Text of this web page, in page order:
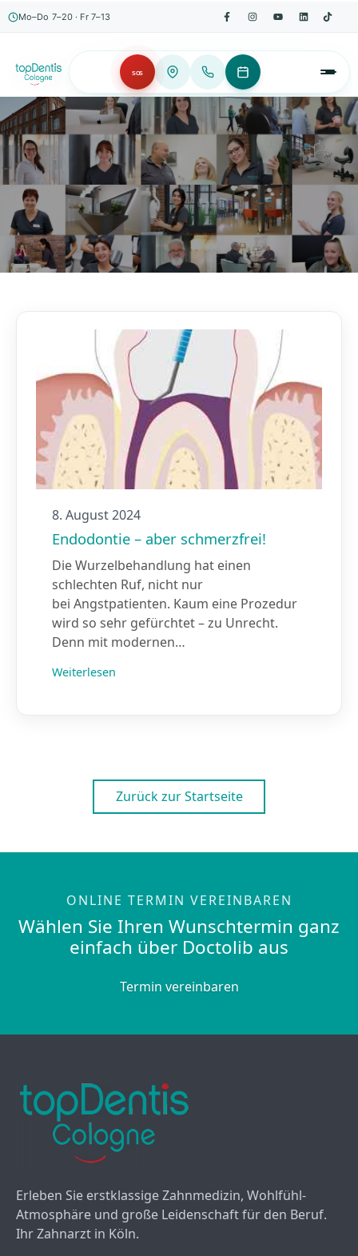
Mo–Do 7–20 · Fr 7–13
SOS
Unser Blog
8. August 2024
Endodontie – aber schmerzfrei!
Die Wurzelbehandlung hat einen
schlechten Ruf, nicht nur
bei Angstpatienten. Kaum eine Prozedur
wird so sehr gefürchtet – zu Unrecht.
Denn mit modernen…
Weiterlesen
Zurück zur Startseite
ONLINE TERMIN VEREINBAREN
Wählen Sie Ihren Wunschtermin ganz
einfach über Doctolib aus
Termin vereinbaren
Erleben Sie erstklassige Zahnmedizin, Wohlfühl-
Atmosphäre und große Leidenschaft für den Beruf.
Ihr Zahnarzt in Köln.